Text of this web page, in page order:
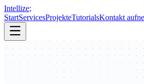
Intellize;
StartServicesProjekteTutorialsKontakt